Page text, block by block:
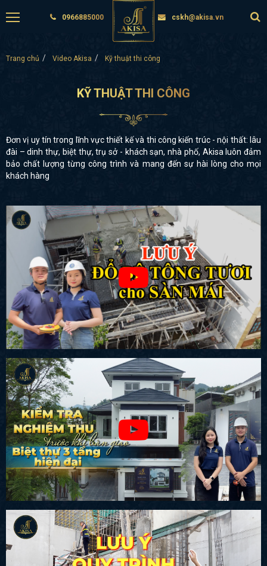
0966885000 cskh@akisa.vn
Trang chủ Video Akisa Kỹ thuật thi công
KỸ THUẬT THI CÔNG
Đơn vị uy tín trong lĩnh vực thiết kế và thi công kiến trúc - nội thất: lâu
đài – dinh thự, biệt thự, trụ sở - khách sạn, nhà phố, Akisa luôn đảm
bảo chất lượng từng công trình và mang đến sự hài lòng cho mọi
khách hàng